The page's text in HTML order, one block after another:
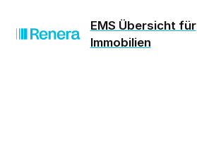
EMS Übersicht für
Immobilien